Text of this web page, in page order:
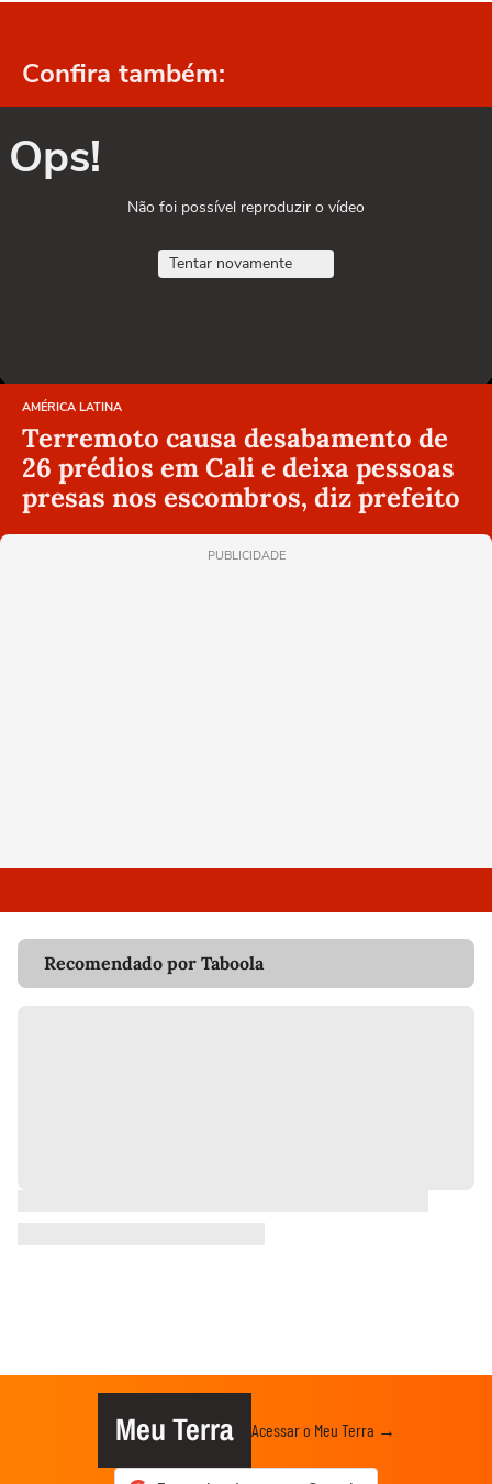
Confira também:
Ops!
Não foi possível reproduzir o vídeo
Tentar novamente
AMÉRICA LATINA
Terremoto causa desabamento de
26 prédios em Cali e deixa pessoas
presas nos escombros, diz prefeito
PUBLICIDADE
Recomendado por Taboola
Meu Terra Acessar o Meu Terra →